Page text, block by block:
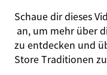
Schaue dir dieses
an, um mehr über
zu entdecken und
Store Traditionen